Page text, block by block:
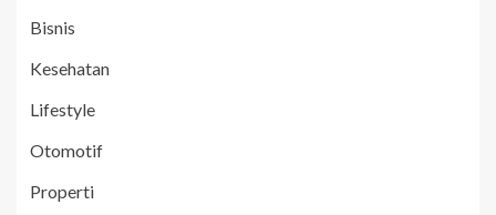
Bisnis
Kesehatan
Lifestyle
Otomotif
Properti